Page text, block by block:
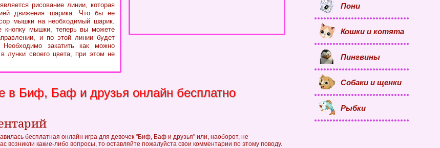
рисование линии, которая
движения шарика. Что бы ее
мышки на необходимый шарик.
кнопку мышки, теперь вы можете
и по этой линии будет
закатить как можно
лунки своего цвета, при этом не
в Биф, Баф и друзья онлайн бесплатно
бесплатная онлайн игра для девочек "Биф, Баф и друзья" или, наоборот, не
возникли какие-либо вопросы, то оставляйте пожалуйста свои комментарии по этому поводу.
Пони
Кошки и котята
Пингвины
Собаки и щенки
Рыбки